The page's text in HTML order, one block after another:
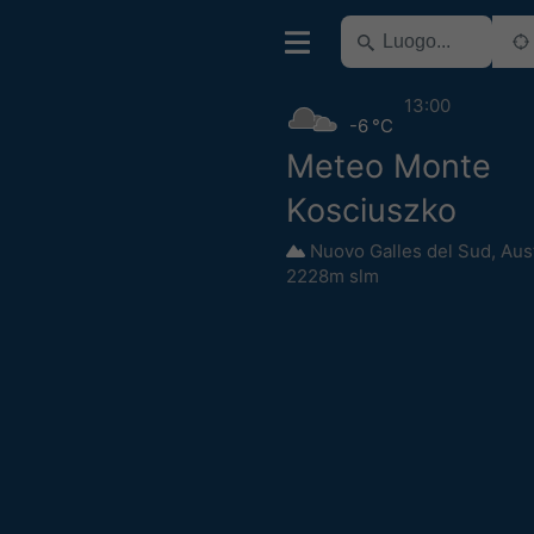
Meteo Monte
Kosciuszko
Nuovo Galles del Sud,
2228m slm
-6 °C
13:00